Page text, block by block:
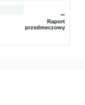
–
Raport
przedmeczowy